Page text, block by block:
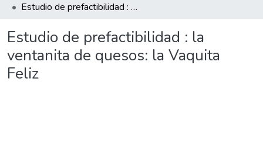
Estudio de prefactibilidad : la ventanita de quesos: la Vaquita Feliz
Estudio de prefactibilidad : la
ventanita de quesos: la Vaquita
Feliz